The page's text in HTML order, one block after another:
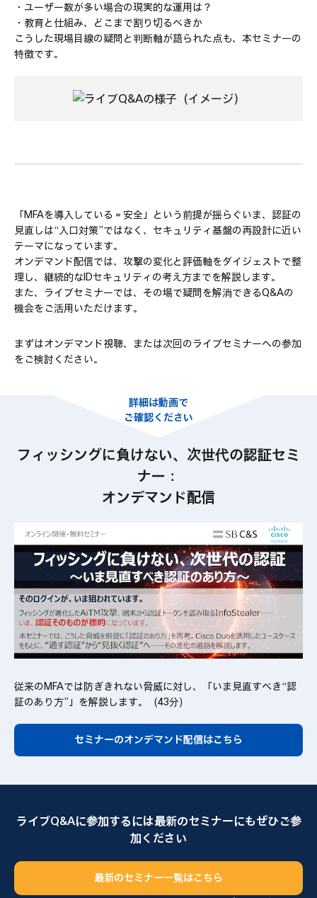
・ユーザー数が多い場合の現実的な運用は？
・教育と仕組み、どこまで割り切るべきか
こうした現場目線の疑問と判断軸が語られた点も、本セミナーの
特徴です。
「MFAを導入している＝安全」という前提が揺らぐいま、認証の
見直しは“入口対策”ではなく、セキュリティ基盤の再設計に近い
テーマになっています。
オンデマンド配信では、攻撃の変化と評価軸をダイジェストで整
理し、継続的なIDセキュリティの考え方までを解説します。
また、ライブセミナーでは、その場で疑問を解消できるQ&Aの
機会をご活用いただけます。
まずはオンデマンド視聴、または次回のライブセミナーへの参加
をご検討ください。
詳細は動画で
ご確認ください
フィッシングに負けない、次世代の認証セミ
ナー：
オンデマンド配信
従来のMFAでは防ぎきれない脅威に対し、「いま見直すべき“認
証のあり方”」を解説します。（43分）
セミナーのオンデマンド配信はこちら
ライブQ&Aに参加するには最新のセミナーにもぜひご参
加ください
最新のセミナー一覧はこちら